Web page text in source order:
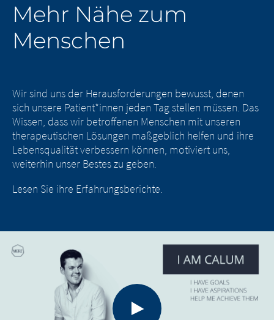
Mehr Nähe zum
Menschen
Wir sind uns der Herausforderungen bewusst, denen
sich unsere Patient*innen jeden Tag stellen müssen. Das
Wissen, dass wir betroffenen Menschen mit unseren
therapeutischen Lösungen maßgeblich helfen und ihre
Lebensqualität verbessern können, motiviert uns,
weiterhin unser Bestes zu geben.
Lesen Sie ihre Erfahrungsberichte.
Calum
Calum ist von Zerebralparese betroffen. Er spricht